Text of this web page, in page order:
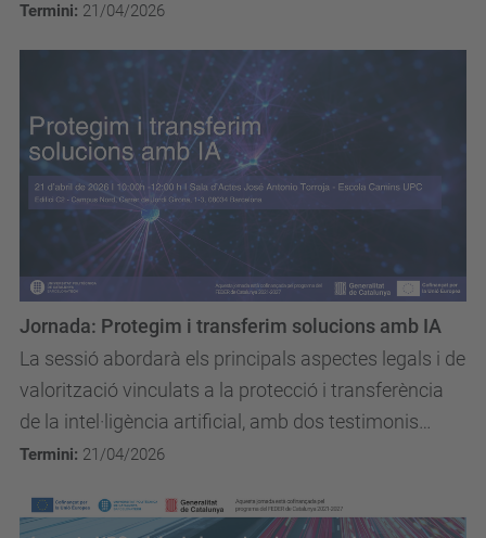
l'ecosistema de l'economia blava a Catalunya.
Termini: 21/04/2026
La sessió abordarà els principals aspectes legals i de
valorització vinculats a la protecció i transferència
de la intel·ligència artificial, amb dos testimonis
d’investigadors UPC.
Jornada: Protegim i transferim solucions amb IA
Termini: 21/04/2026